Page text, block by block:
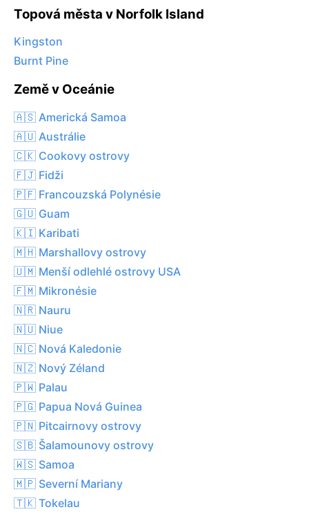
Topová města v Norfolk Island
Kingston
Burnt Pine
Země v Oceánie
🇦🇸 Americká Samoa
🇦🇺 Austrálie
🇨🇰 Cookovy ostrovy
🇫🇯 Fidži
🇵🇫 Francouzská Polynésie
🇬🇺 Guam
🇰🇮 Karibati
🇲🇭 Marshallovy ostrovy
🇺🇲 Menší odlehlé ostrovy USA
🇫🇲 Mikronésie
🇳🇷 Nauru
🇳🇺 Niue
🇳🇨 Nová Kaledonie
🇳🇿 Nový Zéland
🇵🇼 Palau
🇵🇬 Papua Nová Guinea
🇵🇳 Pitcairnovy ostrovy
🇸🇧 Šalamounovy ostrovy
🇼🇸 Samoa
🇲🇵 Severní Mariany
🇹🇰 Tokelau